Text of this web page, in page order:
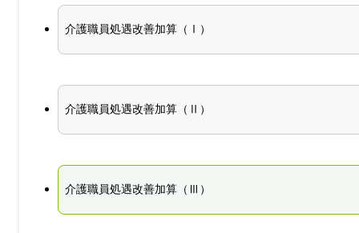
介護職員処遇改善加算（Ⅰ）
介護職員処遇改善加算（Ⅱ）
介護職員処遇改善加算（Ⅲ）